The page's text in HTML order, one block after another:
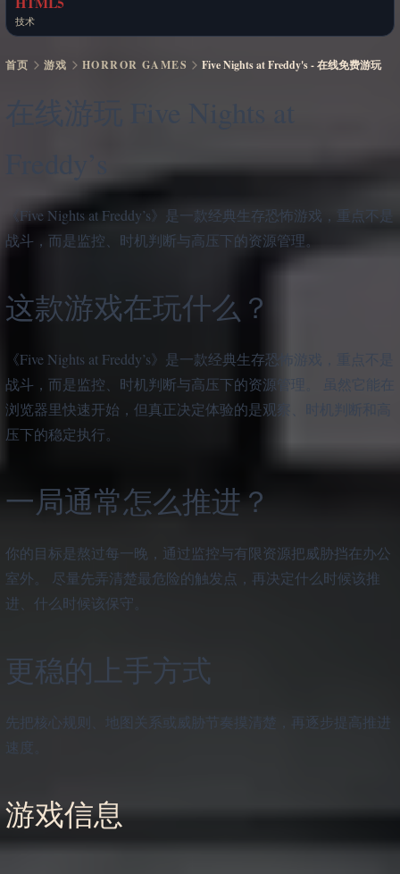
技术
首页 游戏 HORROR GAMES Five Nights at Freddy's - 在线免费游玩
《Five Nights at Freddy’s》是一款经典生存恐怖游戏，重点不是
战斗，而是监控、时机判断与高压下的资源管理。
这款游戏在玩什么？
《Five Nights at Freddy’s》是一款经典生存恐怖游戏，重点不是
战斗，而是监控、时机判断与高压下的资源管理。 虽然它能在
浏览器里快速开始，但真正决定体验的是观察、时机判断和高
压下的稳定执行。
一局通常怎么推进？
你的目标是熬过每一晚，通过监控与有限资源把威胁挡在办公
室外。 尽量先弄清楚最危险的触发点，再决定什么时候该推
进、什么时候该保守。
更稳的上手方式
先把核心规则、地图关系或威胁节奏摸清楚，再逐步提高推进
速度。
游戏信息